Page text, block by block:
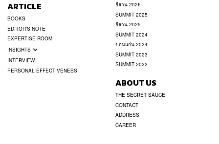
ARTICLE
BOOKS
EDITOR’S NOTE
EXPERTISE ROOM
INSIGHTS
INTERVIEW
PERSONAL EFFECTIVENESS
อีสาน 2026
SUMMIT 2025
อีสาน 2025
SUMMIT 2024
ขอนแก่น 2024
SUMMIT 2023
SUMMIT 2022
ABOUT US
THE SECRET SAUCE
CONTACT
ADDRESS
CAREER